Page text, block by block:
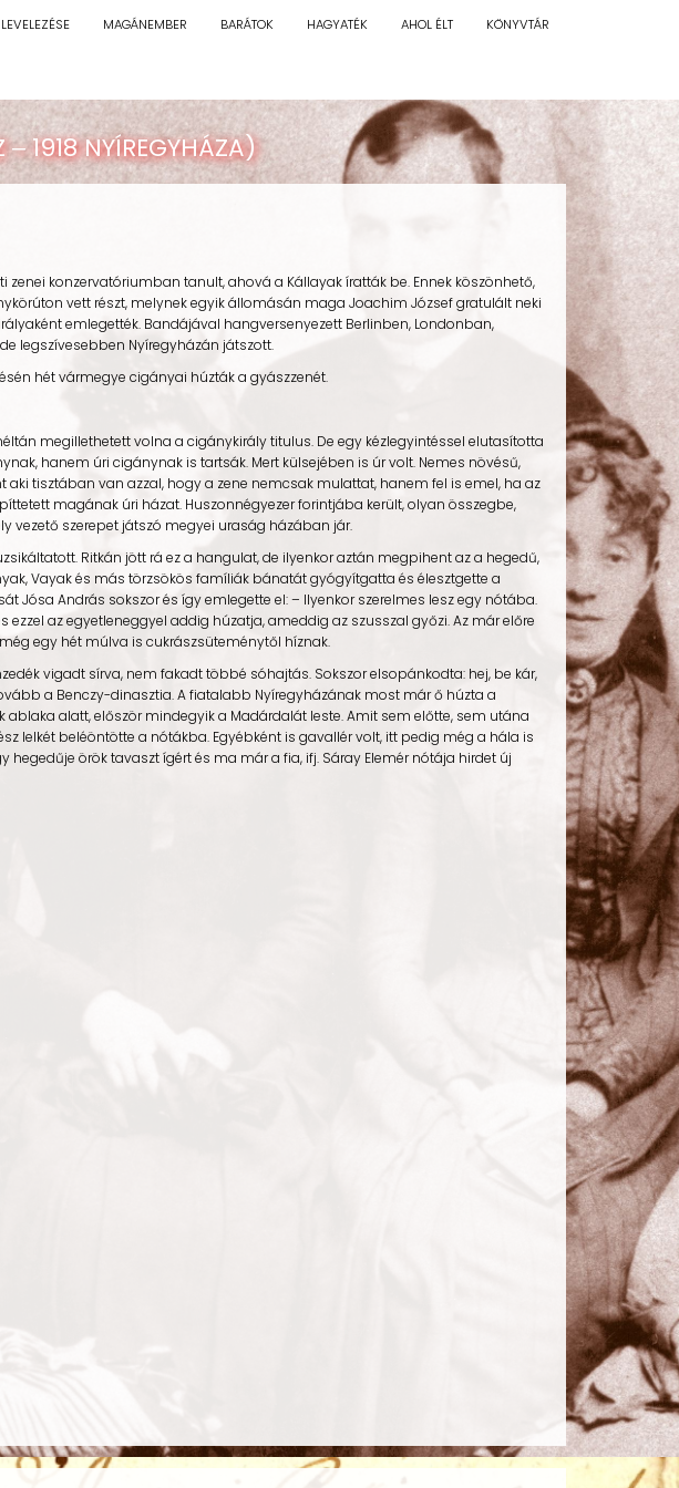
LEVELEZÉSE MAGÁNEMBER BARÁTOK HAGYATÉK AHOL ÉLT KÖNYVTÁR
‒ 1918 NYÍREGYHÁZA)
konzervatóriumban tanult, ahová a Kállayak íratták be. Ennek köszönhető,
vett részt, melynek egyik állomásán maga Joachim József gratulált neki
emlegették. Bandájával hangversenyezett Berlinben, Londonban,
legszívesebben Nyíregyházán játszott.
hét vármegye cigányai húzták a gyászzenét.
megillethetett volna a cigánykirály titulus. De egy kézlegyintéssel elutasította
hanem úri cigánynak is tartsák. Mert külsejében is úr volt. Nemes növésű,
tisztában van azzal, hogy a zene nemcsak mulattat, hanem fel is emel, ha az
magának úri házat. Huszonnégyezer forintjába került, olyan összegbe,
vezető szerepet játszó megyei uraság házában jár.
Ritkán jött rá ez a hangulat, de ilyenkor aztán megpihent az a hegedű,
Vayak és más törzsökös famíliák bánatát gyógyítgatta és élesztgette a
Jósa András sokszor és így emlegette el: – Ilyenkor szerelmes lesz egy nótába.
az egyetleneggyel addig húzatja, ameddig az szusszal győzi. Az már előre
egy hét múlva is cukrászsüteménytől híznak.
vigadt sírva, nem fakadt többé sóhajtás. Sokszor elsopánkodta: hej, be kár,
a Benczy-dinasztia. A fiatalabb Nyíregyházának most már ő húzta a
alatt, először mindegyik a Madárdalát leste. Amit sem előtte, sem utána
lelkét beléöntötte a nótákba. Egyébként is gavallér volt, itt pedig még a hála is
hegedűje örök tavaszt ígért és ma már a fia, ifj. Sáray Elemér nótája hirdet új